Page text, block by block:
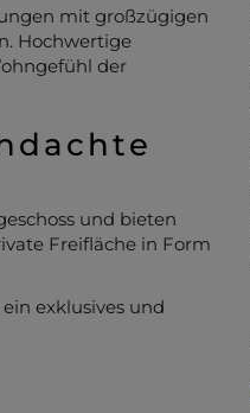
mit großzügigen
Hochwertige
der
und bieten
Freifläche in Form
exklusives und